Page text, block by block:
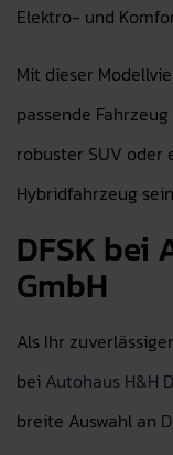
Elektro- und
Mit dieser
passende
robuster SUV oder
Hybridfahrzeug
DFSK bei
GmbH
Als Ihr
bei Autohaus H&H
breite Auswahl an